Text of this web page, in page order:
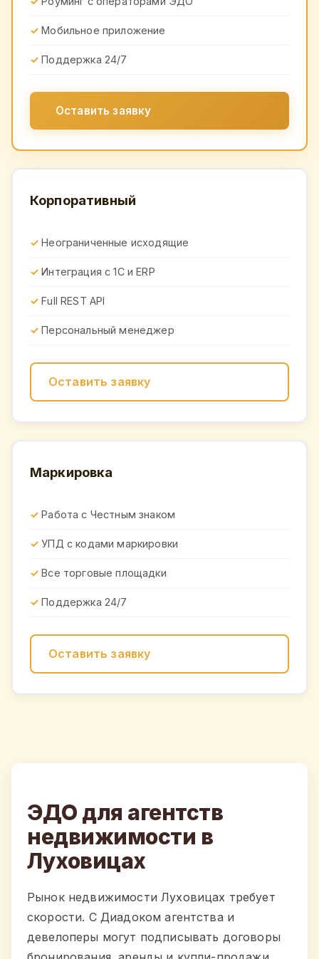
Мобильное приложение
Поддержка 24/7
Оставить заявку
Корпоративный
Неограниченные исходящие
Интеграция с 1С и ERP
Full REST API
Персональный менеджер
Оставить заявку
Маркировка
Работа с Честным знаком
УПД с кодами маркировки
Все торговые площадки
Поддержка 24/7
Оставить заявку
ЭДО для агентств
недвижимости в
Луховицах
Рынок недвижимости Луховицах требует
скорости. С Диадоком агентства и
девелоперы могут подписывать договоры